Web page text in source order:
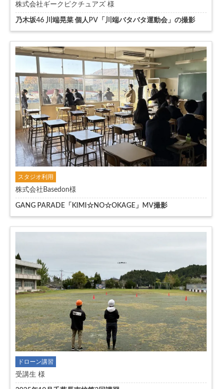
株式会社ギークピクチュアズ 様
乃木坂46 川端晃菜 個人PV「川端バタバタ運動会」の撮影
スタジオ利用
株式会社Basedon様
GANG PARADE「KIMI☆NO☆OKAGE」MV撮影
ドローン講習
受講生 様